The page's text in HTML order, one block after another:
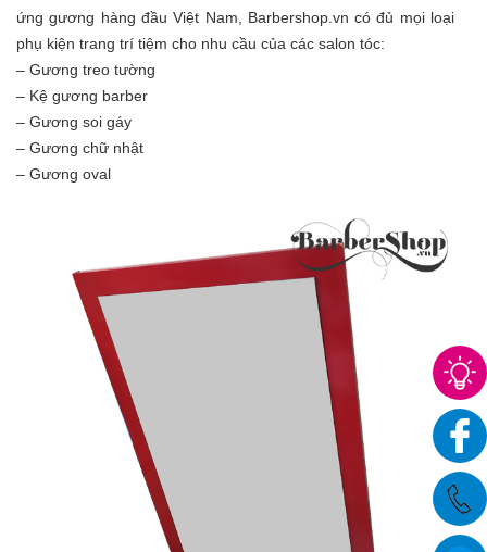
ứng gương hàng đầu Việt Nam, Barbershop.vn có đủ mọi loại
phụ kiện trang trí tiệm cho nhu cầu của các salon tóc:
– Gương treo tường
– Kệ gương barber
– Gương soi gáy
– Gương chữ nhật
– Gương oval